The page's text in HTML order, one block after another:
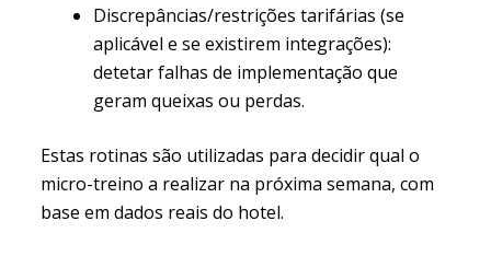
Discrepâncias/restrições tarifárias (se
aplicável e se existirem integrações):
detetar falhas de implementação que
geram queixas ou perdas.
Estas rotinas são utilizadas para decidir qual o
micro-treino a realizar na próxima semana, com
base em dados reais do hotel.